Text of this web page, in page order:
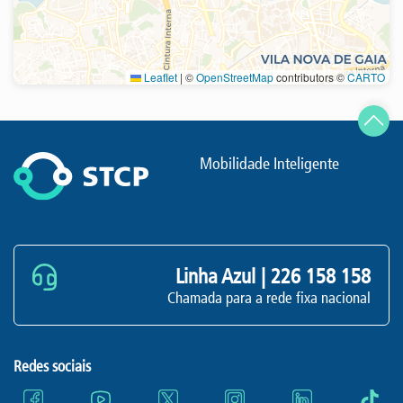
Leaflet | ©OpenStreetMapcontributors ©CARTO
Atualizar
Mobilidade Inteligente
Linha Azul | 226 158 158
Chamada para a rede fixa nacional
Redes sociais